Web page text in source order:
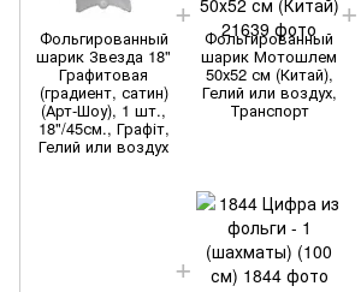
Фольгированный
шарик Звезда 18"
Графитовая
(градиент, сатин)
(Арт-Шоу), 1 шт.,
18"/45см., Графіт,
Гелий или воздух
Фольгированный
шарик Мотошлем
50х52 см (Китай),
Гелий или воздух,
Транспорт